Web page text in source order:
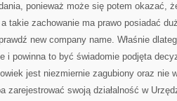
ponieważ może się potem okazać,
takie zachowanie ma prawo posiadać
new company name. Właśnie
i powinna to być świadomie podjęta
jest niezmiernie zagubiony oraz nie
zarejestrować swoją działalność w